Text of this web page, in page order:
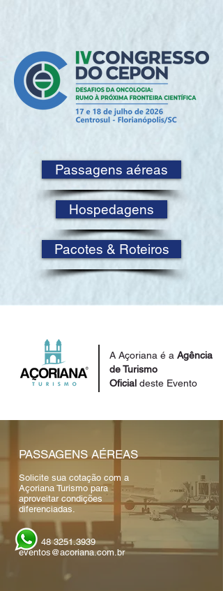
Passagens aéreas
Hospedagens
Pacotes & Roteiros
A Açoriana é a Agência
de Turismo
Oficial deste Evento
PASSAGENS AÉREAS
Solicite sua cotação com a
Açoriana Turismo para
aproveitar condições
diferenciadas.
48 3251.3939
eventos@acoriana.com.br